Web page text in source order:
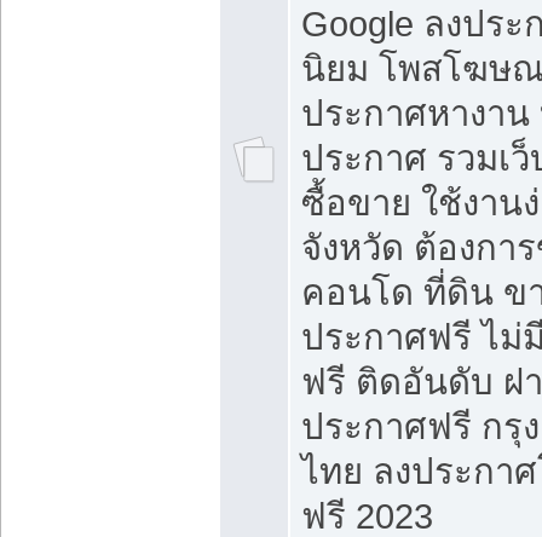
Google ลงปร
นิยม โพสโฆษ
ประกาศหางาน
ประกาศ รวมเ
ซื้อขาย ใช้งาน
จังหวัด ต้องกา
คอนโด ที่ดิน ข
ประกาศฟรี ไม่
ฟรี ติดอันดับ ฝ
ประกาศฟรี กรุ
ไทย ลงประกา
ฟรี 2023